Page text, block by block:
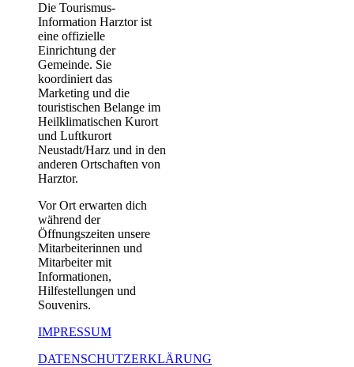
Die Tourismus-
Information Harztor ist
eine offizielle
Einrichtung der
Gemeinde. Sie
koordiniert das
Marketing und die
touristischen Belange im
Heilklimatischen Kurort
und Luftkurort
Neustadt/Harz und in den
anderen Ortschaften von
Harztor.
Vor Ort erwarten dich
während der
Öffnungszeiten unsere
Mitarbeiterinnen und
Mitarbeiter mit
Informationen,
Hilfestellungen und
Souvenirs.
IMPRESSUM
DATENSCHUTZERKLÄRUNG